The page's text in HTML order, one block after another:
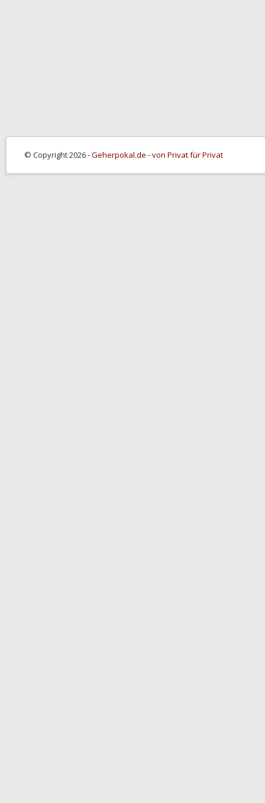
© Copyright 2026 -Geherpokal.de - von Privat für Privat